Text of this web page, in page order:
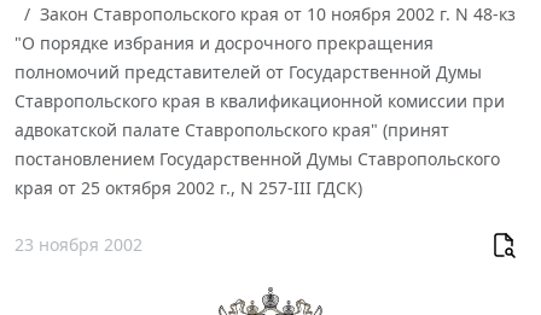
Закон Ставропольского края от 10 ноября 2002 г. N 48-кз
"О порядке избрания и досрочного прекращения
полномочий представителей от Государственной Думы
Ставропольского края в квалификационной комиссии при
адвокатской палате Ставропольского края" (принят
постановлением Государственной Думы Ставропольского
края от 25 октября 2002 г., N 257-III ГДСК)
23 ноября 2002